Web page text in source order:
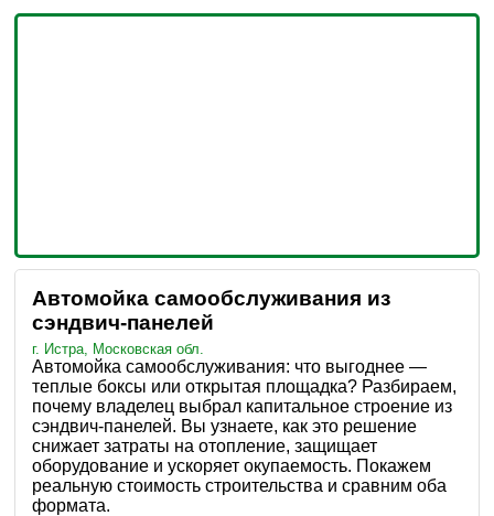
Автомойка самообслуживания из
сэндвич-панелей
г. Истра, Московская обл.
Автомойка самообслуживания: что выгоднее —
теплые боксы или открытая площадка? Разбираем,
почему владелец выбрал капитальное строение из
сэндвич-панелей. Вы узнаете, как это решение
снижает затраты на отопление, защищает
оборудование и ускоряет окупаемость. Покажем
реальную стоимость строительства и сравним оба
формата.